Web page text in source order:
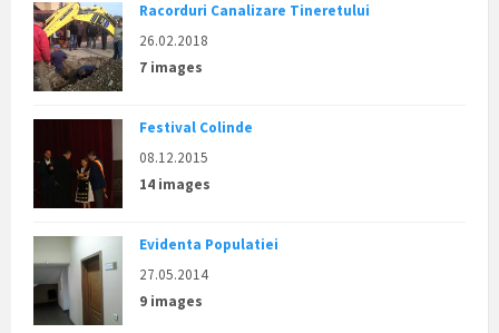
Racorduri Canalizare Tineretului
26.02.2018
7 images
Festival Colinde
08.12.2015
14 images
Evidenta Populatiei
27.05.2014
9 images